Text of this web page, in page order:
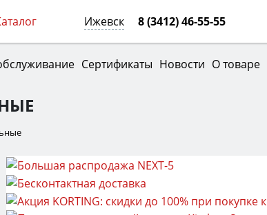
Ижевск 8 (3412) 46-55-55
Сертификаты Новости О товаре